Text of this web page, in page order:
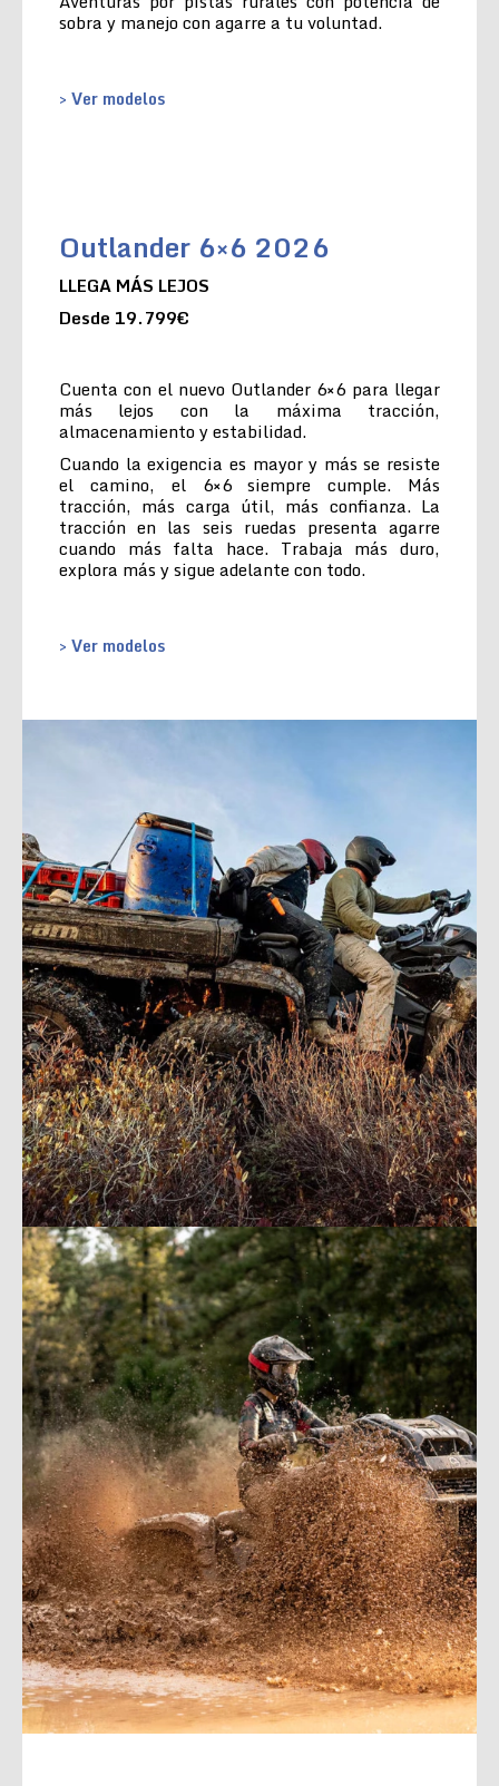
sobra y manejo con agarre a tu voluntad.
> Ver modelos
Outlander 6×6 2026
LLEGA MÁS LEJOS
Desde 19.799€
Cuenta con el nuevo Outlander 6×6 para llegar
más lejos con la máxima tracción,
almacenamiento y estabilidad.
Cuando la exigencia es mayor y más se resiste
el camino, el 6×6 siempre cumple. Más
tracción, más carga útil, más confianza. La
tracción en las seis ruedas presenta agarre
cuando más falta hace. Trabaja más duro,
explora más y sigue adelante con todo.
> Ver modelos